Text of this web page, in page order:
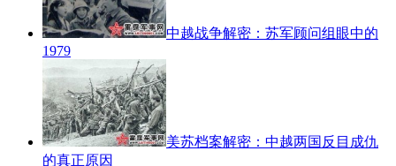
中越战争解密：苏军顾问组眼中的
1979
美苏档案解密：中越两国反目成仇
的真正原因